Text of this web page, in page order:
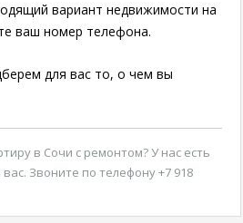
вариант недвижимости на
ваш номер телефона.
для вас то, о чем вы
в Сочи с ремонтом? У нас есть
Звоните по телефону +7 918